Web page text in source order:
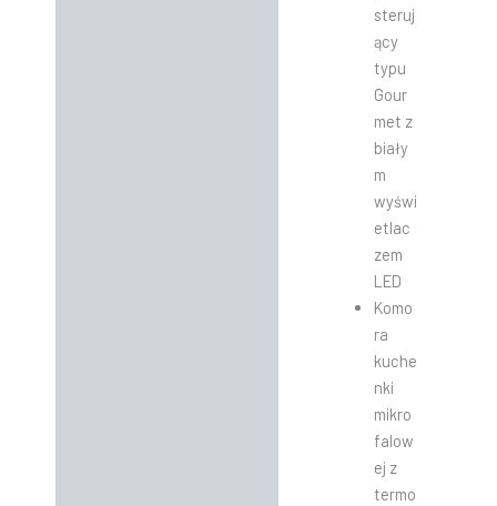
steruj
ący
typu
Gour
met z
biały
m
wyświ
etlac
zem
LED
Komo
ra
kuche
nki
mikro
falow
ej z
termo